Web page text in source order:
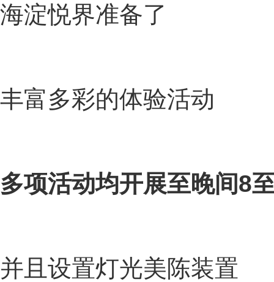
海淀悦界准备了
丰富多彩的体验活动
多项活动均开展至晚间8
并且设置灯光美陈装置